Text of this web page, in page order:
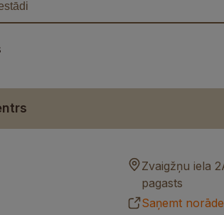
Zvaigžņu iela
pagasts
Saņemt